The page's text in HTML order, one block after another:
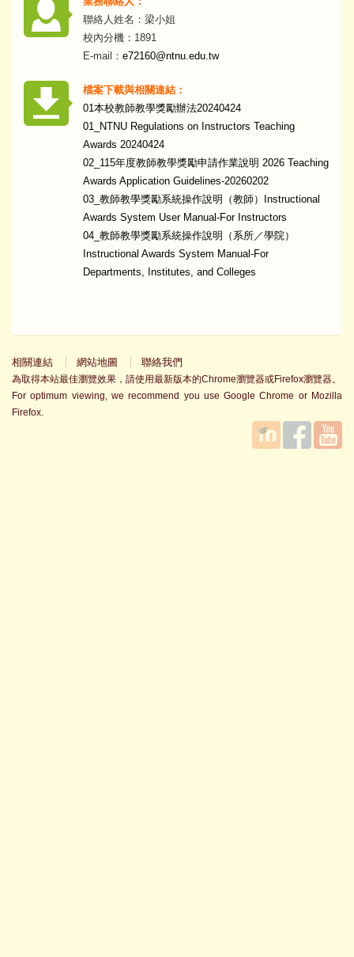
聯絡人姓名：梁小姐
校內分機：1891
E-mail： e72160@ntnu.edu.tw
檔案下載與相關連結：
01本校教師教學獎勵辦法20240424
01_NTNU Regulations on Instructors Teaching
Awards 20240424
02_115年度教師教學獎勵申請作業說明 2026 Teaching
Awards Application Guidelines-20260202
03_教師教學獎勵系統操作說明（教師）Instructional
Awards System User Manual-For Instructors
04_教師教學獎勵系統操作說明（系所／學院）
Instructional Awards System Manual-For
Departments, Institutes, and Colleges
相關連結 網站地圖 聯絡我們
為取得本站最佳瀏覽效果，請使用最新版本的Chrome瀏覽器或Firefox瀏覽器。
For optimum viewing, we recommend you use Google Chrome or Mozilla
Firefox.